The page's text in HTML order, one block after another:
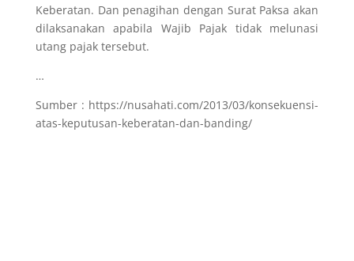
Keberatan. Dan penagihan dengan Surat Paksa akan
dilaksanakan apabila Wajib Pajak tidak melunasi
utang pajak tersebut.
…
Sumber : https://nusahati.com/2013/03/konsekuensi-
atas-keputusan-keberatan-dan-banding/